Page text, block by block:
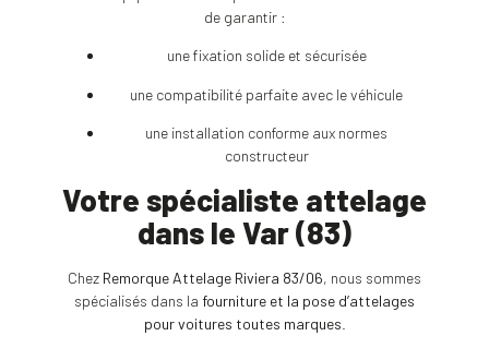
de garantir :
une fixation solide et sécurisée
une compatibilité parfaite avec le véhicule
une installation conforme aux normes
constructeur
Votre spécialiste attelage
dans le Var (83)
Chez Remorque Attelage Riviera 83/06, nous sommes
spécialisés dans la fourniture et la pose d’attelages
pour voitures toutes marques